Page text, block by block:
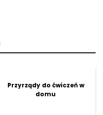
Przyrządy do ćwiczeń w
domu